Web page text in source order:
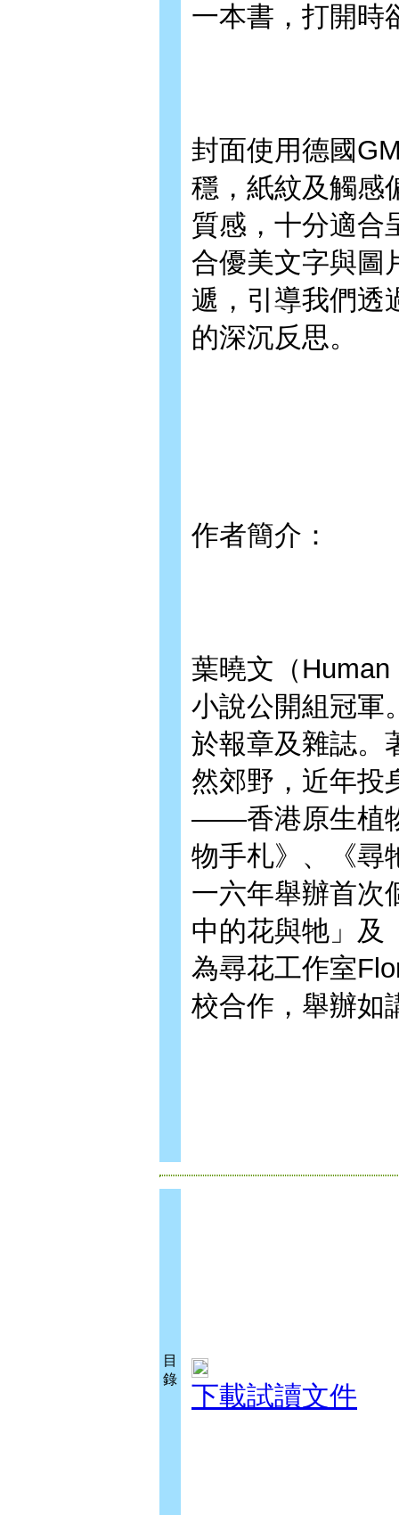
一本書，打開時
封面使用德國
穩，紙紋及觸感
質感，十分適合
合優美文字與圖
遞，引導我們透
的深沉反思。
作者簡介：
葉曉文（
小說公開組冠軍
於報章及雜誌。
然郊野，近年投
——香港原生植
物手札》、《
一六年舉辦首次
中的花與牠」及
為尋花工作室
校合作，舉辦如
目
錄
下載試讀文件